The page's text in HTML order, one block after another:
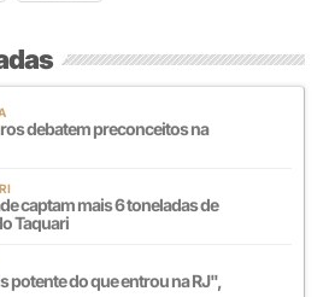
debatem preconceitos na
captam mais 6 toneladas de
Taquari
potente do que entrou na RJ",